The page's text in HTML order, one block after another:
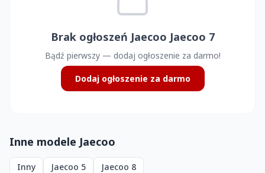
Brak ogłoszeń Jaecoo Jaecoo 7
Bądź pierwszy — dodaj ogłoszenie za darmo!
Dodaj ogłoszenie za darmo
Inne modele Jaecoo
Inny Jaecoo 5 Jaecoo 8